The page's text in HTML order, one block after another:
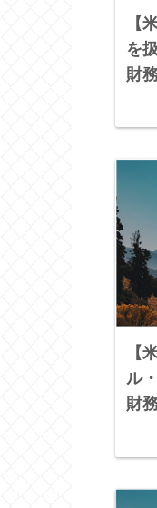
【
を
財
【
ル
財